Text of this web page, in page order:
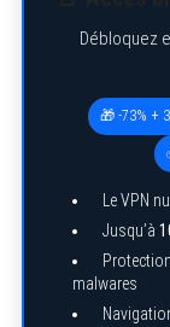
Débloquez
🎁 -73% +
Le VPN
Jusqu’à
malwares